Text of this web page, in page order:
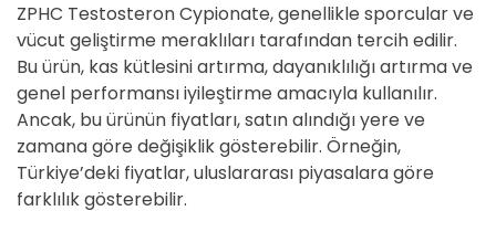
ZPHC Testosteron Cypionate, genellikle sporcular ve
vücut geliştirme meraklıları tarafından tercih edilir.
Bu ürün, kas kütlesini artırma, dayanıklılığı artırma ve
genel performansı iyileştirme amacıyla kullanılır.
Ancak, bu ürünün fiyatları, satın alındığı yere ve
zamana göre değişiklik gösterebilir. Örneğin,
Türkiye’deki fiyatlar, uluslararası piyasalara göre
farklılık gösterebilir.